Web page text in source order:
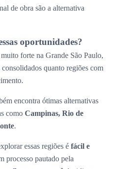
de obra são a alternativa
oportunidades?
forte na Grande São Paulo,
quanto regiões com
encontra ótimas alternativas
como Campinas, Rio de
.
essas regiões é fácil e
processo pautado pela